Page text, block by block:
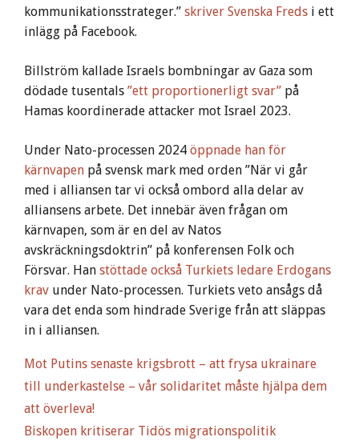
kommunikationsstrateger.” skriver Svenska Freds i ett
inlägg på Facebook.
Billström kallade Israels bombningar av Gaza som
dödade tusentals ”ett proportionerligt svar” på
Hamas koordinerade attacker mot Israel 2023.
Under Nato-processen 2024 öppnade han för
kärnvapen på svensk mark med orden ”När vi går
med i alliansen tar vi också ombord alla delar av
alliansens arbete. Det innebär även frågan om
kärnvapen, som är en del av Natos
avskräckningsdoktrin” på konferensen Folk och
Försvar. Han stöttade också Turkiets ledare Erdogans
krav under Nato-processen. Turkiets veto ansågs då
vara det enda som hindrade Sverige från att släppas
in i alliansen.
Mot Putins senaste krigsbrott – att frysa ukrainare
till underkastelse – vår solidaritet måste hjälpa dem
att överleva!
Biskopen kritiserar Tidös migrationspolitik